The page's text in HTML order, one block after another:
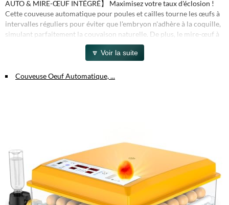
AUTO & MIRE-ŒUF INTÉGRÉ】 Maximisez votre taux d'éclosion !
Cette couveuse automatique pour poules et cailles tourne les œufs à
intervalles réguliers pour éviter que l'embryon n'adhère à la coquille,
simulant parfaitement la couvaison naturelle. De plus, le mire-œuf à
LED intégré vous permet d'observer facilement le développement de
chaque embryon sans équipement supplémentaire. 🛡️ 【VISIBILITÉ
transparent, elle permet aux enfants et aux éleveurs d'observer tout
parfait pour faire éclore une grande variété de volailles : poules,
canards, oies, cailles et oiseaux. Les rouleaux espacés ajustables
s'adaptent parfaitement à toutes les tailles d'œufs.
🔽 Voir la suite
Couveuse Oeuf Automatique, ...